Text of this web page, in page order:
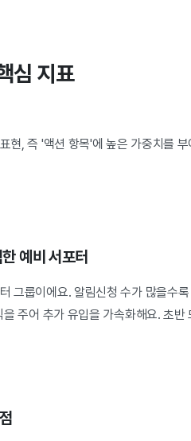
심 지표
현, 즉 '액션 항목'에 높은 가중치를
예비 서포터
그룹이에요. 알림신청 수가 많을수
주어 추가 유입을 가속화해요. 초반